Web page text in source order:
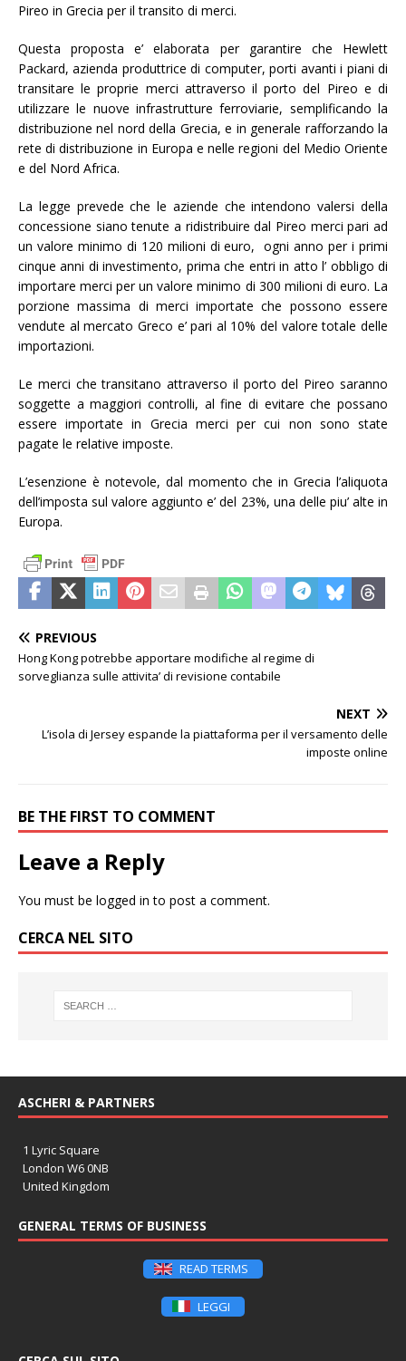
Pireo in Grecia per il transito di merci.
Questa proposta e’ elaborata per garantire che Hewlett
Packard, azienda produttrice di computer, porti avanti i piani di
transitare le proprie merci attraverso il porto del Pireo e di
utilizzare le nuove infrastrutture ferroviarie, semplificando la
distribuzione nel nord della Grecia, e in generale rafforzando la
rete di distribuzione in Europa e nelle regioni del Medio Oriente
e del Nord Africa.
La legge prevede che le aziende che intendono valersi della
concessione siano tenute a ridistribuire dal Pireo merci pari ad
un valore minimo di 120 milioni di euro, ogni anno per i primi
cinque anni di investimento, prima che entri in atto l’ obbligo di
importare merci per un valore minimo di 300 milioni di euro. La
porzione massima di merci importate che possono essere
vendute al mercato Greco e’ pari al 10% del valore totale delle
importazioni.
Le merci che transitano attraverso il porto del Pireo saranno
soggette a maggiori controlli, al fine di evitare che possano
essere importate in Grecia merci per cui non sono state
pagate le relative imposte.
L’esenzione è notevole, dal momento che in Grecia l’aliquota
dell’imposta sul valore aggiunto e’ del 23%, una delle piu’ alte in
Europa.
PREVIOUS
Hong Kong potrebbe apportare modifiche al regime di
sorveglianza sulle attivita’ di revisione contabile
NEXT
L’isola di Jersey espande la piattaforma per il versamento delle
imposte online
BE THE FIRST TO COMMENT
Leave a Reply
You must be logged in to post a comment.
CERCA NEL SITO
ASCHERI & PARTNERS
1 Lyric Square
London W6 0NB
United Kingdom
GENERAL TERMS OF BUSINESS
READ TERMS
LEGGI